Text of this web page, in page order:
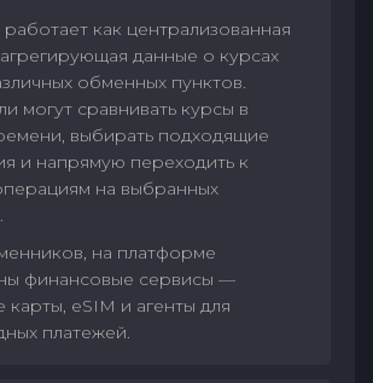
как централизованная
данные о курсах
обменных пунктов.
могут сравнивать курсы в
выбирать подходящие
и напрямую переходить к
на выбранных
на платформе
финансовые сервисы —
карты, eSIM и агенты для
платежей.